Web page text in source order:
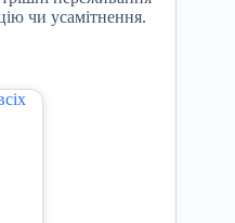
чи усамітнення.